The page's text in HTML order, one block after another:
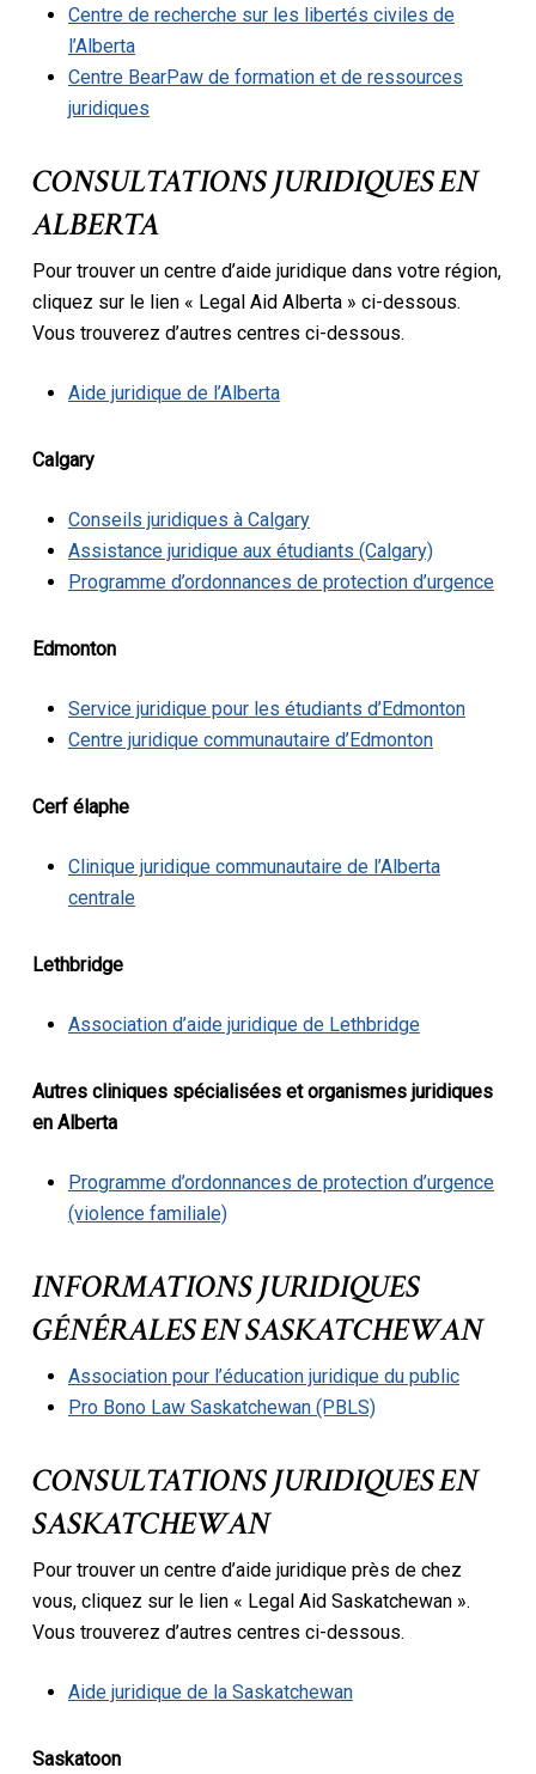
Centre de recherche sur les libertés civiles de
l’Alberta
Centre BearPaw de formation et de ressources
juridiques
CONSULTATIONS JURIDIQUES EN
ALBERTA
Pour trouver un centre d’aide juridique dans votre région,
cliquez sur le lien « Legal Aid Alberta » ci-dessous.
Vous trouverez d’autres centres ci-dessous.
Aide juridique de l’Alberta
Calgary
Conseils juridiques à Calgary
Assistance juridique aux étudiants (Calgary)
Programme d’ordonnances de protection d’urgence
Edmonton
Service juridique pour les étudiants d’Edmonton
Centre juridique communautaire d’Edmonton
Cerf élaphe
Clinique juridique communautaire de l’Alberta
centrale
Lethbridge
Association d’aide juridique de Lethbridge
Autres cliniques spécialisées et organismes juridiques
en Alberta
Programme d’ordonnances de protection d’urgence
(violence familiale)
INFORMATIONS JURIDIQUES
GÉNÉRALES EN SASKATCHEWAN
Association pour l’éducation juridique du public
Pro Bono Law Saskatchewan (PBLS)
CONSULTATIONS JURIDIQUES EN
SASKATCHEWAN
Pour trouver un centre d’aide juridique près de chez
vous, cliquez sur le lien « Legal Aid Saskatchewan ».
Vous trouverez d’autres centres ci-dessous.
Aide juridique de la Saskatchewan
Saskatoon